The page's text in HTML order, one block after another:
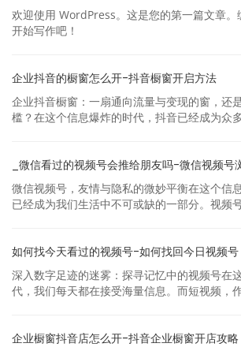
欢迎使用 WordPress。这是您的第一篇文章。
开始写作吧！
企业抖音的橱窗怎么开-抖音橱窗开启方法
企业抖音橱窗：一扇通向流量与变现的窗，还
槛？在这个信息爆炸的时代，抖音已经成为众
_微信看过的视频号会推给朋友吗-微信视频号
微信视频号，友情与隐私的微妙平衡在这个信
已经成为我们生活中不可或缺的一部分。视频
如何找今天看过的视频号-如何找回今日视频号
深入数字足迹的迷雾：探寻记忆中的视频号在
代，我们每天都在接受海量信息。而短视频，
企业橱窗抖音店怎么开-抖音企业橱窗开店攻略